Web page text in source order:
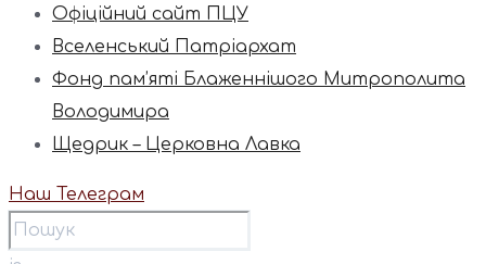
Офіційний сайт ПЦУ
Вселенський Патріархат
Фонд пам’яті Блаженнішого Митрополита
Володимира
Щедрик – Церковна Лавка
Наш Телеграм